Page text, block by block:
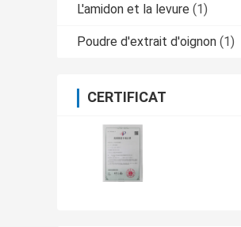
L'amidon et la levure (1)
Poudre d'extrait d'oignon (1)
CERTIFICAT